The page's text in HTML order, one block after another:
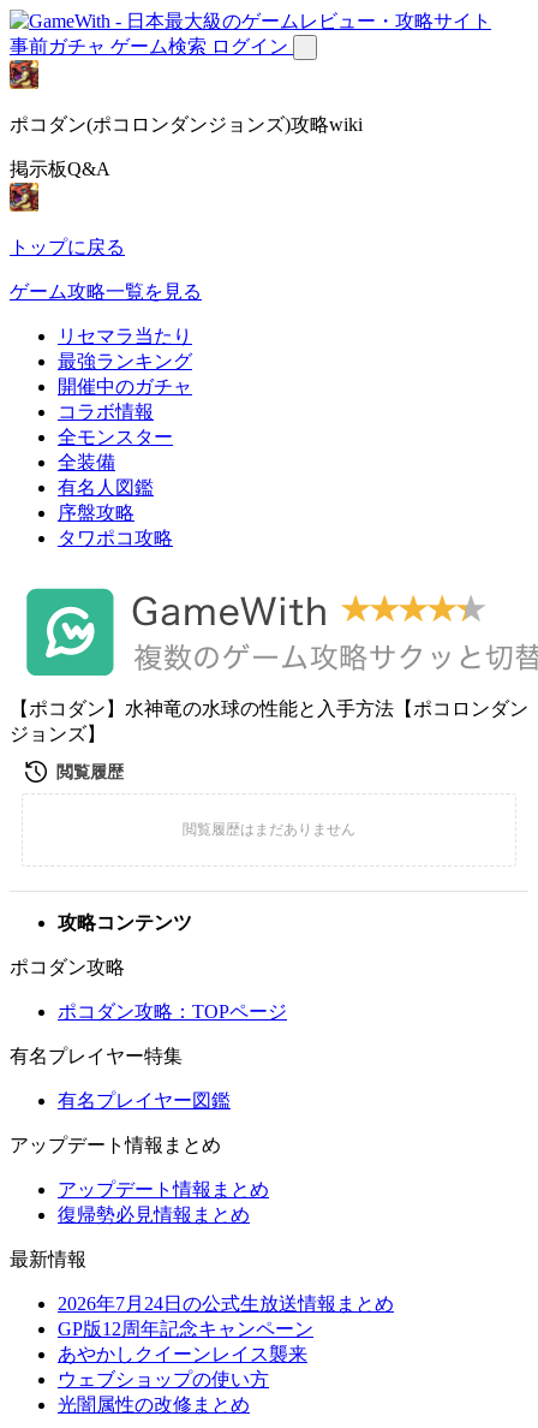
事前ガチャ ゲーム検索 ログイン
ポコダン(ポコロンダンジョンズ)攻略wiki
掲示板Q&A
トップに戻る
ゲーム攻略一覧を見る
リセマラ当たり
最強ランキング
開催中のガチャ
コラボ情報
全モンスター
全装備
有名人図鑑
序盤攻略
タワポコ攻略
【ポコダン】水神竜の水球の性能と入手方法【ポコロンダン
ジョンズ】
攻略コンテンツ
ポコダン攻略
ポコダン攻略：TOPページ
有名プレイヤー特集
有名プレイヤー図鑑
アップデート情報まとめ
アップデート情報まとめ
復帰勢必見情報まとめ
最新情報
2026年7月24日の公式生放送情報まとめ
GP版12周年記念キャンペーン
あやかしクイーンレイス襲来
ウェブショップの使い方
光闇属性の改修まとめ